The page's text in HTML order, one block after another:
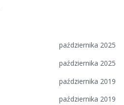
października 2025
października 2025
października 2019
października 2019